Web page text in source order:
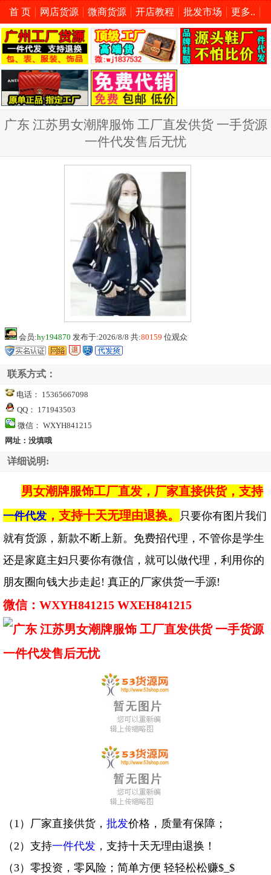
首 页 网店货源 微商货源 开店教程 批发市场 更多..
广东 江苏男女潮牌服饰 工厂直发供货 一手货源
一件代发售后无忧
会员:hy194870 发布于:2026/8/8 共:80159 位观众
联系方式：
电话： 15365667098
QQ： 171943503
微信： WXYH841215
网址：没填哦
详细说明:
男女潮牌服饰工厂直发，厂家直接供货，支持
一件代发 ，支持十天无理由退换。
只要你有图片我们
就有货源，新款不断上新。免费招代理，不管你是学生
还是家庭主妇只要你有微信，就可以做代理，利用你的
朋友圈向钱大步走起! 真正的厂家供货一手源!
微信：WXYH841215 WXEH841215
（1）厂家直接供货， 批发价格，质量有保障；
（2）支持一件代发 ，支持十天无理由退换！
（3）零投资，零风险；简单方便 轻轻松松赚$_$